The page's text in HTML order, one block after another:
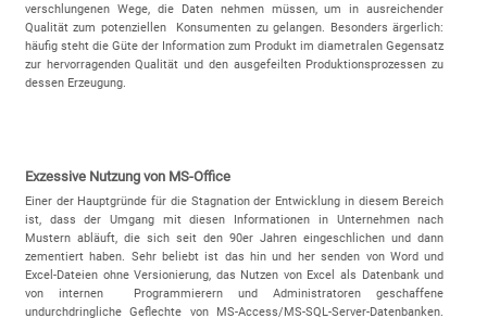
verschlungenen Wege, die Daten nehmen müssen, um in ausreichender
Qualität zum potenziellen Konsumenten zu gelangen. Besonders ärgerlich:
häufig steht die Güte der Information zum Produkt im diametralen Gegensatz
zur hervorragenden Qualität und den ausgefeilten Produktionsprozessen zu
dessen Erzeugung.
Exzessive Nutzung von MS-Office
Einer der Hauptgründe für die Stagnation der Entwicklung in diesem Bereich
ist, dass der Umgang mit diesen Informationen in Unternehmen nach
Mustern abläuft, die sich seit den 90er Jahren eingeschlichen und dann
zementiert haben. Sehr beliebt ist das hin und her senden von Word und
Excel-Dateien ohne Versionierung, das Nutzen von Excel als Datenbank und
von internen Programmierern und Administratoren geschaffene
undurchdringliche Geflechte von MS-Access/MS-SQL-Server-Datenbanken.